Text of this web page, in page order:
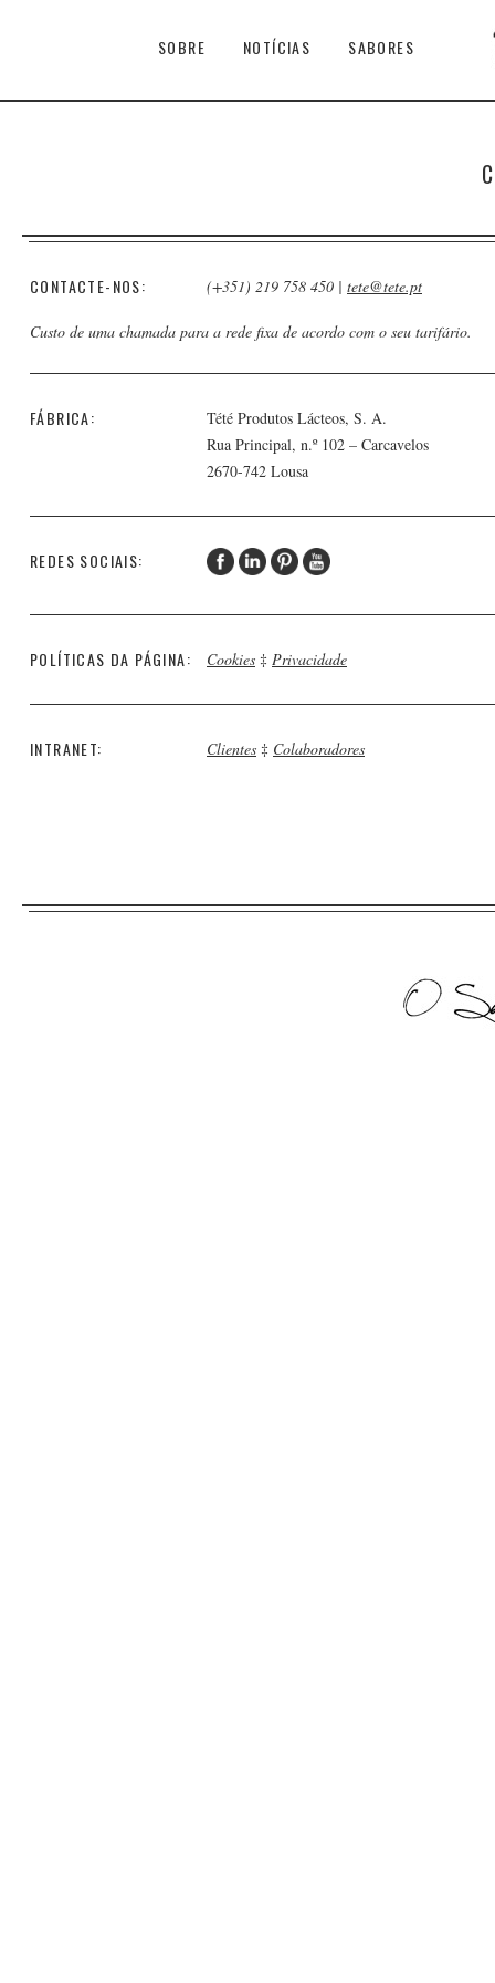
SOBRE NOTÍCIAS SABORES
CONTACTE-NOS: (+351) 219 758 450 | tete@tete.pt
Custo de uma chamada para a rede fixa de acordo com o seu tarifário.
FÁBRICA:
Tété Produtos Lácteos, S. A.
Rua Principal, n.º 102 – Carcavelos
2670-742 Lousa
REDES SOCIAIS:
POLÍTICAS DA PÁGINA: Cookies ‡ Privacidade
INTRANET: Clientes ‡ Colaboradores